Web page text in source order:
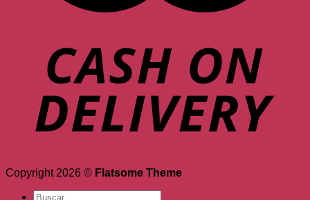
Copyright 2026 © Flatsome Theme
Buscar